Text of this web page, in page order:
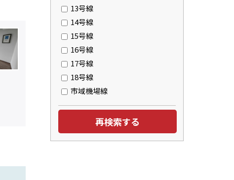
13号線
14号線
15号線
16号線
17号線
18号線
市域機場線